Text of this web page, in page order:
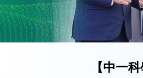
【中一